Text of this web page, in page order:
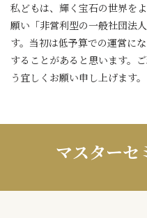
キ
ッ
プ
私どもは、輝く宝石の世界を
願い「非営利型の一般社団法
す。当初は低予算での運営に
することがあると思います。
う宜しくお願い申し上げます。
マスターセ